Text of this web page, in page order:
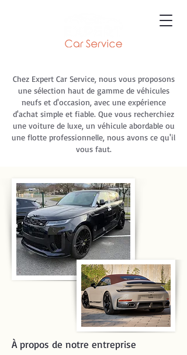
Chez Expert Car Service, nous vous proposons
une sélection haut de gamme de véhicules
neufs et d'occasion, avec une expérience
d'achat simple et fiable. Que vous recherchiez
une voiture de luxe, un véhicule abordable ou
une flotte professionnelle, nous avons ce qu'il
vous faut.
À propos de notre entreprise